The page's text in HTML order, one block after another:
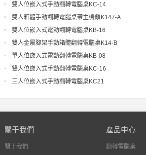
雙人位嵌入式手動翻轉電腦桌KC-14
雙人箱體手動翻轉電腦桌帶主機鎖K147-A
雙人位嵌入式電動翻轉電腦桌KB-16
雙人金屬腳架手動箱體翻轉電腦桌K14-B
單人位嵌入式電動翻轉電腦桌KB-08
雙人位嵌入式手動翻轉電腦桌KC-16
三人位嵌入式手動翻轉電腦桌KC21
關于我們
關于我們
產品中心
翻轉電腦桌